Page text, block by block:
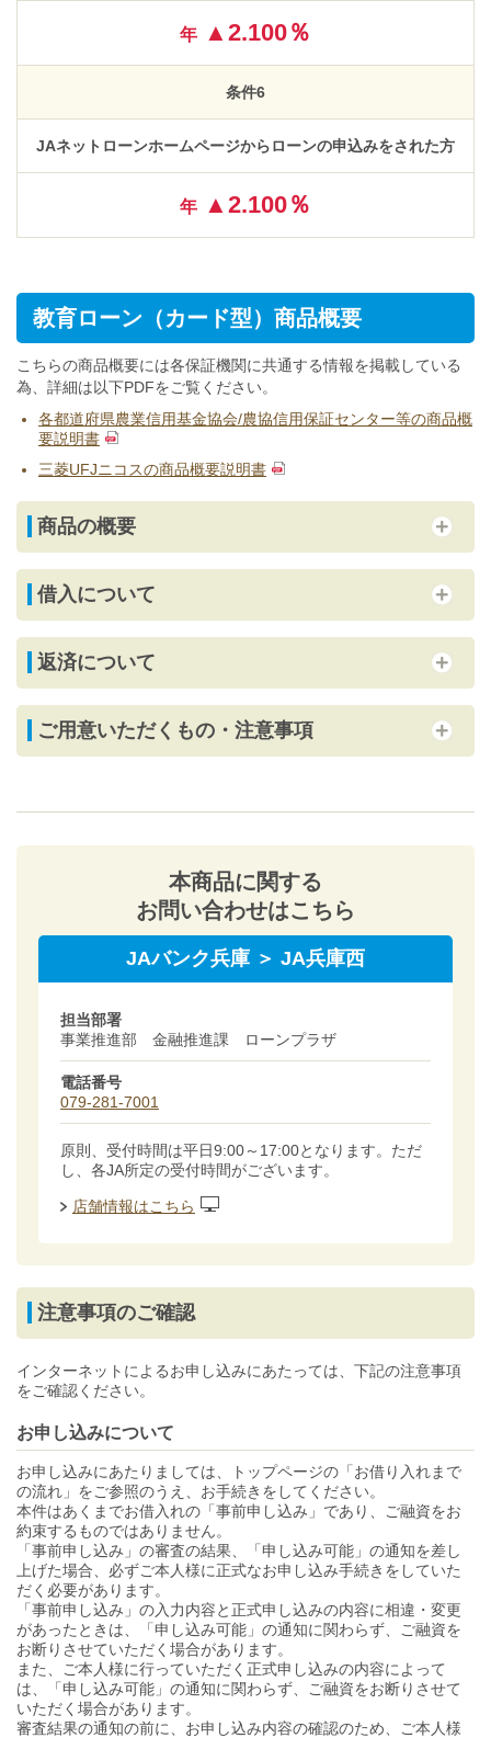
年 ▲2.100％
条件6
JAネットローンホームページからローンの申込みをされた方
年 ▲2.100％
教育ローン（カード型）商品概要
こちらの商品概要には各保証機関に共通する情報を掲載している
為、詳細は以下PDFをご覧ください。
各都道府県農業信用基金協会/農協信用保証センター等の商品概
要説明書
三菱UFJニコスの商品概要説明書
商品の概要
借入について
返済について
ご用意いただくもの・注意事項
本商品に関する
お問い合わせはこちら
JAバンク兵庫 ＞ JA兵庫西
担当部署
事業推進部 金融推進課 ローンプラザ
電話番号
079-281-7001
原則、受付時間は平日9:00～17:00となります。ただ
し、各JA所定の受付時間がございます。
店舗情報はこちら
注意事項のご確認
インターネットによるお申し込みにあたっては、下記の注意事項
をご確認ください。
お申し込みについて
お申し込みにあたりましては、トップページの「お借り入れまで
の流れ」をご参照のうえ、お手続きをしてください。
本件はあくまでお借入れの「事前申し込み」であり、ご融資をお
約束するものではありません。
「事前申し込み」の審査の結果、「申し込み可能」の通知を差し
上げた場合、必ずご本人様に正式なお申し込み手続きをしていた
だく必要があります。
「事前申し込み」の入力内容と正式申し込みの内容に相違・変更
があったときは、「申し込み可能」の通知に関わらず、ご融資を
お断りさせていただく場合があります。
また、ご本人様に行っていただく正式申し込みの内容によって
は、「申し込み可能」の通知に関わらず、ご融資をお断りさせて
いただく場合があります。
審査結果の通知の前に、お申し込み内容の確認のため、ご本人様